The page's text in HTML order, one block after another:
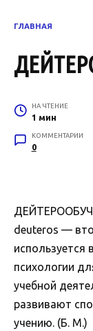
ГЛАВНАЯ
НА ЧТЕНИЕ
1 мин
КОММЕНТАРИИ
0
deuteros —
используется
психологии
учебной
развивают
учению. (Б. М.)